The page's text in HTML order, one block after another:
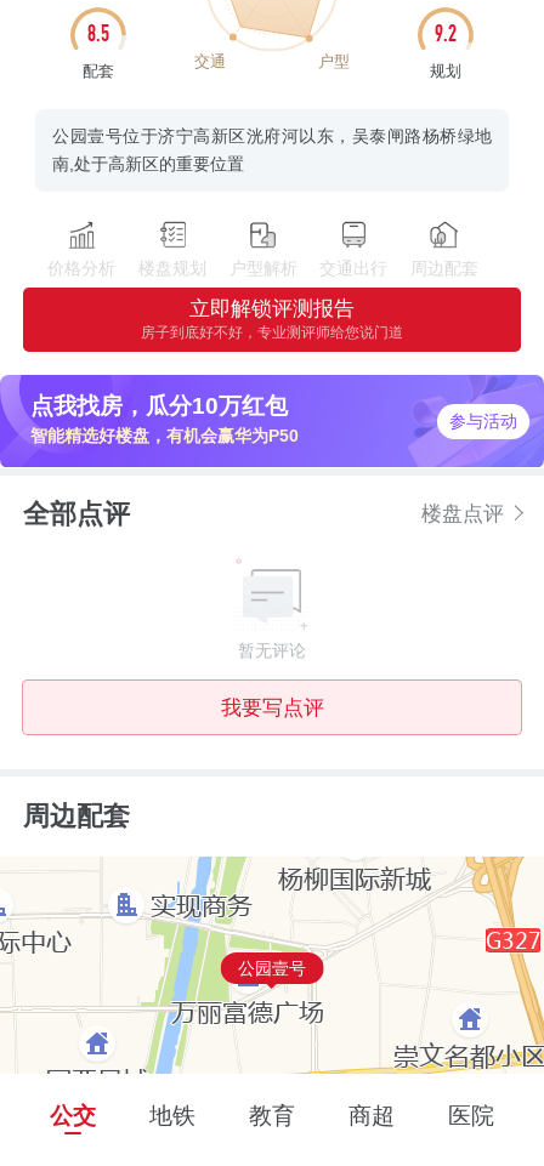
8.5
配套
9.2
规划
户型
交通
公园壹号位于济宁高新区洸府河以东，吴泰闸路杨桥绿地
南,处于高新区的重要位置
价格分析 楼盘规划 户型解析 交通出行 周边配套
立即解锁评测报告
房子到底好不好，专业测评师给您说门道
点我找房，瓜分10万红包
智能精选好楼盘，有机会赢华为P50
参与活动
楼盘点评
全部点评
暂无评论
我要写点评
周边配套
公园壹号
公交 地铁 教育 商超 医院